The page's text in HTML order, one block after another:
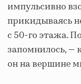
импульсивно
прикидываясь
с 50-го этажа.
запомнилось, —
он на вершине